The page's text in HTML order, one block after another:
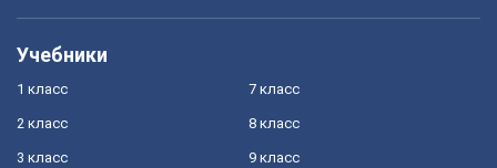
Учебники
1 класс
2 класс
3 класс
7 класс
8 класс
9 класс